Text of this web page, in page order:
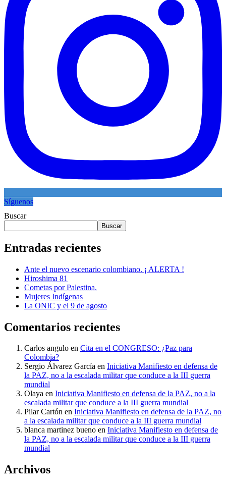
Síguenos
Buscar
Buscar
Entradas recientes
Ante el nuevo escenario colombiano. ¡ ALERTA !
Hiroshima 81
Cometas por Palestina.
Mujeres Indígenas
La ONIC y el 9 de agosto
Comentarios recientes
Carlos angulo en Cita en el CONGRESO: ¿Paz para
Colombia?
Sergio Álvarez García en Iniciativa Manifiesto en defensa de
la PAZ, no a la escalada militar que conduce a la III guerra
mundial
Olaya en Iniciativa Manifiesto en defensa de la PAZ, no a la
escalada militar que conduce a la III guerra mundial
Pilar Cartón en Iniciativa Manifiesto en defensa de la PAZ, no
a la escalada militar que conduce a la III guerra mundial
blanca martinez bueno en Iniciativa Manifiesto en defensa de
la PAZ, no a la escalada militar que conduce a la III guerra
mundial
Archivos